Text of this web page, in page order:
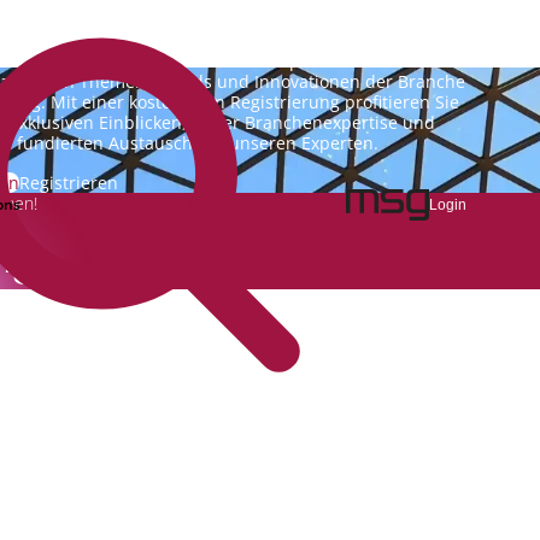
Login
ist die Kommunikationsplattform der Zukunft
Themen, Trends und Innovationen der Branche
Mit einer kostenlosen Registrierung profitieren Sie
exklusiven Einblicken, hoher Branchenexpertise und
fundierten Austausch mit unseren Experten.
Registrieren